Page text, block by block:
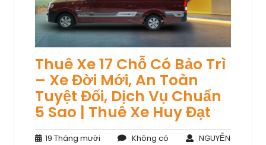
Thuê Xe 17 Chỗ Có Bảo Trì
– Xe Đời Mới, An Toàn
Tuyệt Đối, Dịch Vụ Chuẩn
5 Sao | Thuê Xe Huy Đạt
19 Tháng mười
Không có
NGUYỄN